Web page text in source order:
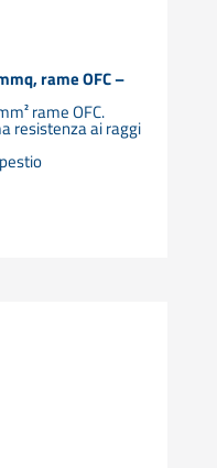
rame OFC –
rame OFC.
resistenza ai raggi